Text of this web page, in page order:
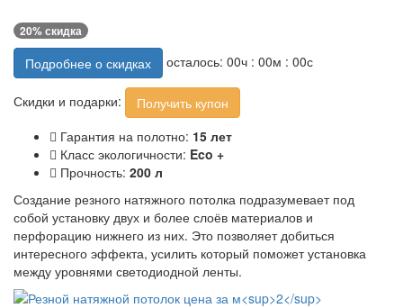
20% скидка
Подробнее о скидках осталось: 00ч : 00м : 00с
Скидки и подарки:
Получить купон
Гарантия на полотно: 15 лет
Класс экологичности: Eco +
Прочность: 200 л
Создание резного натяжного потолка подразумевает под
собой установку двух и более слоёв материалов и
перфорацию нижнего из них. Это позволяет добиться
интересного эффекта, усилить который поможет установка
между уровнями светодиодной ленты.